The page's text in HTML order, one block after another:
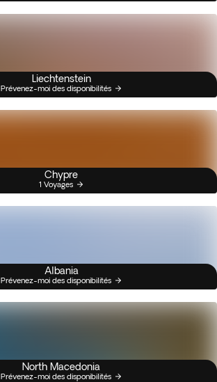
Liechtenstein
Prévenez-moi des disponibilités
Chypre
1 Voyages
Albania
Prévenez-moi des disponibilités
North Macedonia
Prévenez-moi des disponibilités